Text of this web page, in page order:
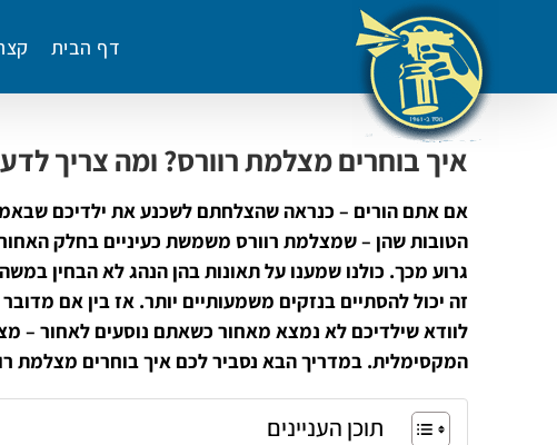
דף הבית
איך בוחרים מצלמת רוורס? ומה צריך
אם אתם הורים – כנראה שהצלחתם לשכנע את ילדיכם שבאמת
הטובות שהן – שמצלמת רוורס משמשת כעיניים בחלק
גרוע מכך. כולנו שמענו על תאונות בהן הנהג לא הבחין
זה יכול להסתיים בנזקים משמעותיים יותר. אז בין אם
לוודא שילדיכם לא נמצא מאחור כשאתם נוסעים לאחור –
המקסימלית. במדריך הבא נסביר לכם איך בוחרים מצלמת
תוכן העניינים